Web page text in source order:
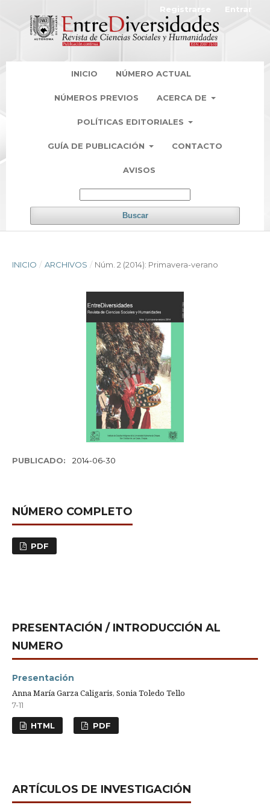
INICIO NÚMERO ACTUAL
NÚMEROS PREVIOS ACERCA DE
POLÍTICAS EDITORIALES
GUÍA DE PUBLICACIÓN CONTACTO
AVISOS
Buscar
Registrarse Entrar
INICIO / ARCHIVOS / Núm. 2 (2014): Primavera-verano
PUBLICADO: 2014-06-30
NÚMERO COMPLETO
PDF
PRESENTACIÓN / INTRODUCCIÓN AL
NUMERO
Presentación
Anna María Garza Caligaris, Sonia Toledo Tello
7-11
HTML PDF
ARTÍCULOS DE INVESTIGACIÓN